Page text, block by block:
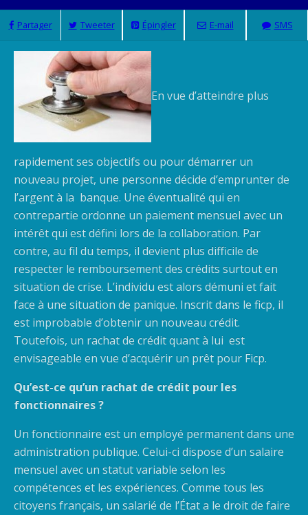
Partager Tweeter Épingler E-mail SMS
En vue d’atteindre plus
rapidement ses objectifs ou pour démarrer un
nouveau projet, une personne décide d’emprunter de
l’argent à la banque. Une éventualité qui en
contrepartie ordonne un paiement mensuel avec un
intérêt qui est défini lors de la collaboration. Par
contre, au fil du temps, il devient plus difficile de
respecter le remboursement des crédits surtout en
situation de crise. L’individu est alors démuni et fait
face à une situation de panique. Inscrit dans le ficp, il
est improbable d’obtenir un nouveau crédit.
Toutefois, un rachat de crédit quant à lui est
envisageable en vue d’acquérir un prêt pour Ficp.
Qu’est-ce qu’un rachat de crédit pour les
fonctionnaires ?
Un fonctionnaire est un employé permanent dans une
administration publique. Celui-ci dispose d’un salaire
mensuel avec un statut variable selon les
compétences et les expériences. Comme tous les
citoyens français, un salarié de l’État a le droit de faire